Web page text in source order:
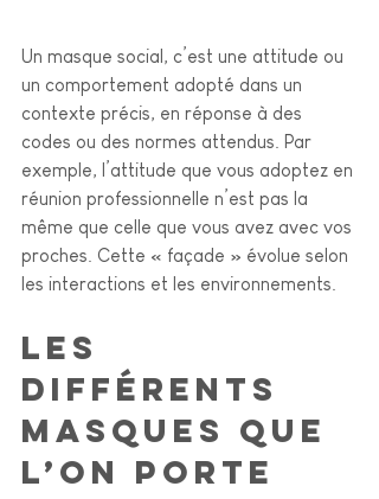
Un masque social, c’est une attitude ou
un comportement adopté dans un
contexte précis, en réponse à des
codes ou des normes attendus. Par
exemple, l’attitude que vous adoptez en
réunion professionnelle n’est pas la
même que celle que vous avez avec vos
proches. Cette « façade » évolue selon
les interactions et les environnements.
Les
différents
masques que
l’on porte